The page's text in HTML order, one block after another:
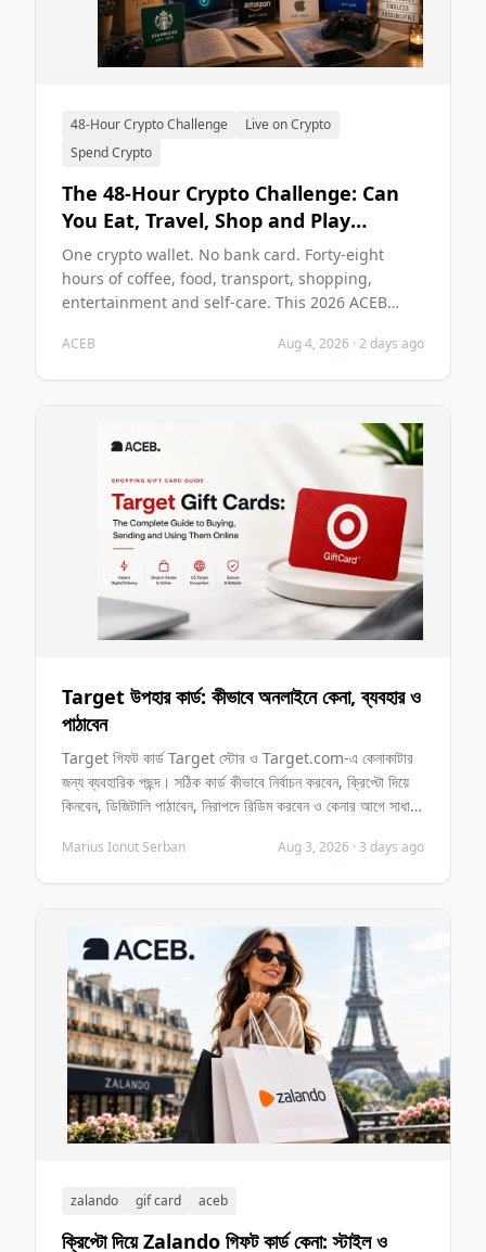
48-Hour Crypto Challenge
Live on Crypto
Spend Crypto
The 48-Hour Crypto Challenge: Can
You Eat, Travel, Shop and Play
Without a Bank Card in 2026?
One crypto wallet. No bank card. Forty-eight
hours of coffee, food, transport, shopping,
entertainment and self-care. This 2026 ACEB
two ordinary days without becoming the main
ACEB Aug 4, 2026 · 2 days ago
Target উপহার কার্ড: কীভাবে অনলাইনে কেনা, ব্যবহার ও
পাঠাবেন
Target গিফট কার্ড Target স্টোর ও Target.com-এ কেনাকাটার
জন্য ব্যবহারিক পছন্দ। সঠিক কার্ড কীভাবে নির্বাচন করবেন, ক্রিপ্টো দিয়ে
কিনবেন, ডিজিটালি পাঠাবেন, নিরাপদে রিডিম করবেন ও কেনার আগে সাধারণ
Marius Ionut Serban Aug 3, 2026 · 3 days ago
zalando gif card aceb
ক্রিপ্টো দিয়ে Zalando গিফট কার্ড কেনা: স্টাইল ও